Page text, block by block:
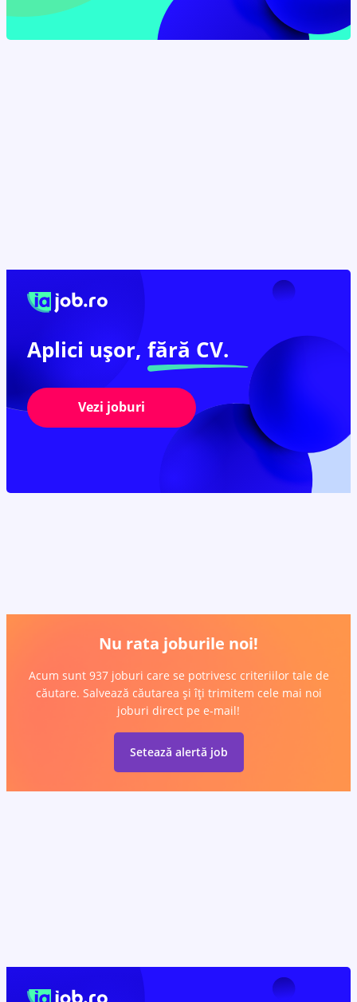
Aplici ușor, fără CV.
Vezi joburi
Nu rata joburile noi!
Acum sunt 937 joburi care se potrivesc criteriilor tale de
căutare. Salvează căutarea și îți trimitem cele mai noi
joburi direct pe e-mail!
Setează alertă job